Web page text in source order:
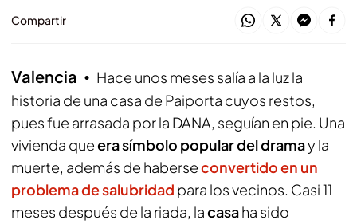
Compartir
Valencia
Hace unos meses salía a la luz la
historia de una casa de Paiporta cuyos restos,
pues fue arrasada por la DANA, seguían en pie. Una
vivienda queera símbolo popular del dramay la
muerte, además de haberseconvertido en un
problema de salubridad para los vecinos. Casi 11
meses después de la riada, lacasaha sido